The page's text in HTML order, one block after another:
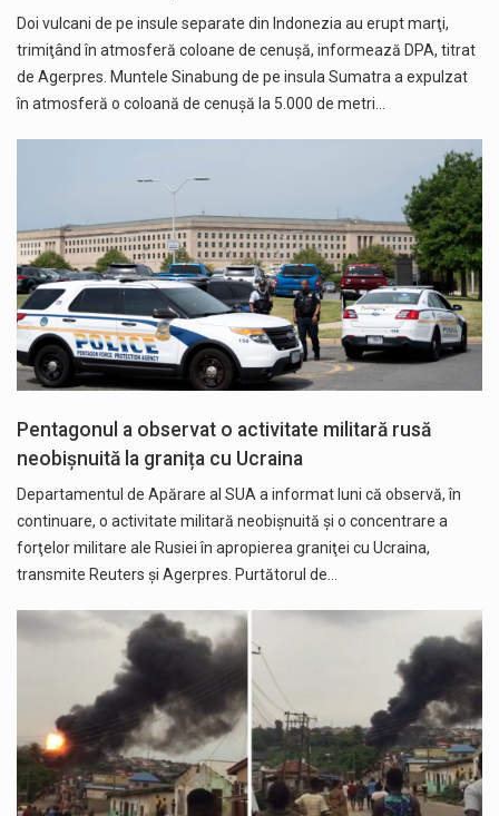
Doi vulcani de pe insule separate din Indonezia au erupt marţi,
trimiţând în atmosferă coloane de cenuşă, informează DPA, titrat
de Agerpres. Muntele Sinabung de pe insula Sumatra a expulzat
în atmosferă o coloană de cenuşă la 5.000 de metri…
Pentagonul a observat o activitate militară rusă
neobişnuită la granița cu Ucraina
Departamentul de Apărare al SUA a informat luni că observă, în
continuare, o activitate militară neobişnuită şi o concentrare a
forţelor militare ale Rusiei în apropierea graniţei cu Ucraina,
transmite Reuters și Agerpres. Purtătorul de…